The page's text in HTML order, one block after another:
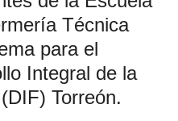
Técnica
para el
Integral de la
Torreón.